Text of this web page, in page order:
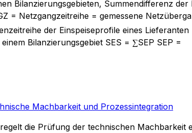
Bilanzierungsgebieten, Summendifferenz der
= Netzgangzeitreihe = gemessene
der Einspeiseprofile eines Lieferanten
Bilanzierungsgebiet SES = ∑SEP SEP =
Machbarkeit und Prozessintegration
die Prüfung der technischen Machbarkeit